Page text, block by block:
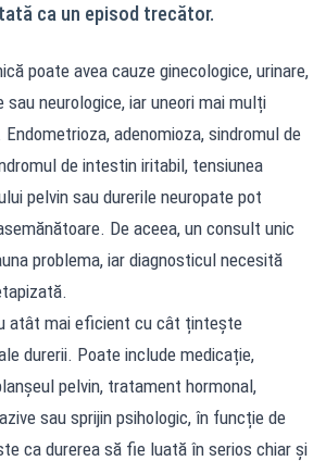
ca un episod trecător.
poate avea cauze ginecologice, urinare,
sau neurologice, iar uneori mai mulți
adenomioza, sindromul de
de intestin iritabil, tensiunea
pelvin sau durerile neuropate pot
De aceea, un consult unic
problema, iar diagnosticul necesită
atât mai eficient cu cât țintește
durerii. Poate include medicație,
pelvin, tratament hormonal,
sau sprijin psihologic, în funcție de
ca durerea să fie luată în serios chiar și